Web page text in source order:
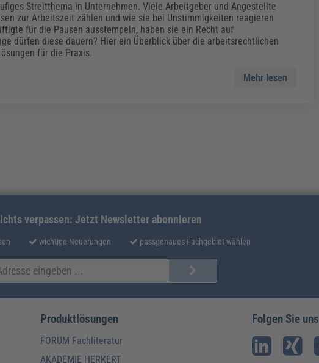
Streitthema in Unternehmen. Viele Arbeitgeber und Angestellte
zur Arbeitszeit zählen und wie sie bei Unstimmigkeiten reagieren
für die Pausen ausstempeln, haben sie ein Recht auf
dürfen diese dauern? Hier ein Überblick über die arbeitsrechtlichen
für die Praxis.
Mehr lesen
verpassen: Jetzt Newsletter abonnieren
wichtige Neuerungen passgenaues Fachgebiet wählen
Produktlösungen
FORUM Fachliteratur
AKADEMIE HERKERT
Folgen Sie uns